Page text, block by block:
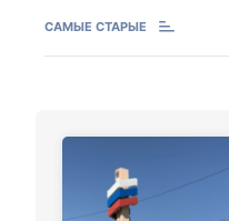
САМЫЕ СТАРЫЕ